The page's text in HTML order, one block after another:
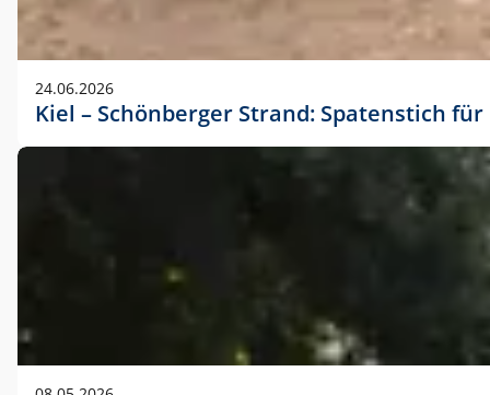
24.06.2026
Kiel – Schönberger Strand: Spatenstich